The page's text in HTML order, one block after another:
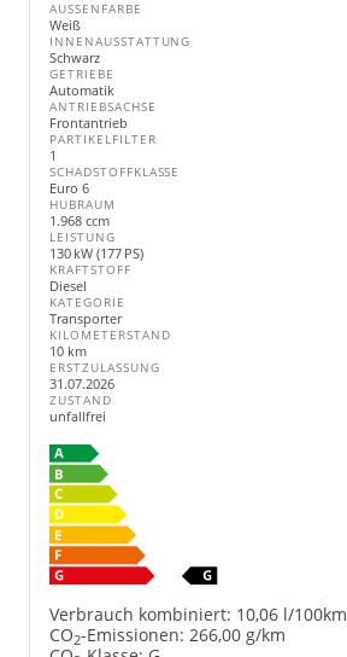
AUSSENFARBE
Weiß
INNENAUSSTATTUNG
Schwarz
GETRIEBE
Automatik
ANTRIEBSACHSE
Frontantrieb
PARTIKELFILTER
1
SCHADSTOFFKLASSE
Euro 6
HUBRAUM
1.968 ccm
LEISTUNG
130 kW (177 PS)
KRAFTSTOFF
Diesel
KATEGORIE
Transporter
KILOMETERSTAND
10 km
ERSTZULASSUNG
31.07.2026
ZUSTAND
unfallfrei
Verbrauch kombiniert: 10,06 l/100km
CO2-Emissionen: 266,00 g/km